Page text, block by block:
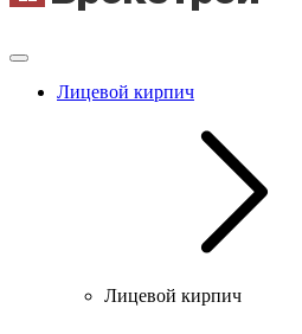
Лицевой кирпич
Лицевой кирпич